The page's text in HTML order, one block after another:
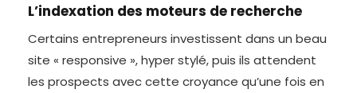
L’indexation des moteurs de recherche
Certains entrepreneurs investissent dans un beau
site « responsive », hyper stylé, puis ils attendent
les prospects avec cette croyance qu’une fois en